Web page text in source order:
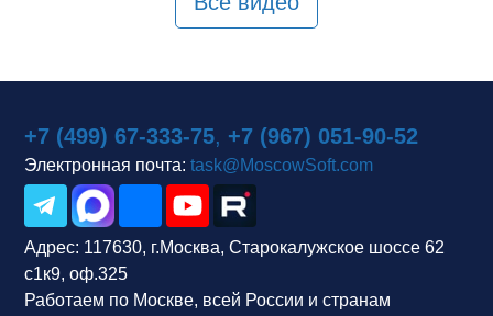
+7 (499) 67-333-75, +7 (967) 051-90-52
Электронная почта: task@MoscowSoft.com
Адрес: 117630, г.Москва, Старокалужское шоссе 62
с1к9, оф.325
Работаем по Москве, всей России и странам